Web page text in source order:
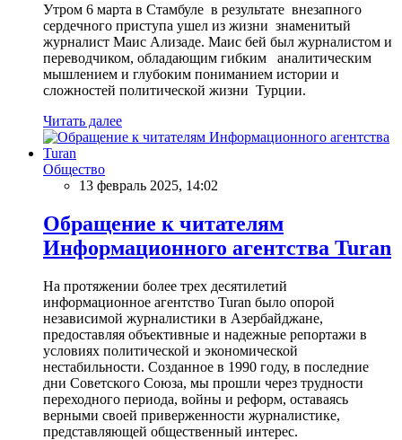
Утром 6 марта в Стамбуле в результате внезапного
сердечного приступа ушел из жизни знаменитый
журналист Маис Ализаде. Маис бей был журналистом и
переводчиком, обладающим гибким аналитическим
мышлением и глубоким пониманием истории и
сложностей политической жизни Турции.
Читать далее
Общество
13 февраль 2025, 14:02
Обращение к читателям
Информационного агентства Turan
На протяжении более трех десятилетий
информационное агентство Turan было опорой
независимой журналистики в Азербайджане,
предоставляя объективные и надежные репортажи в
условиях политической и экономической
нестабильности. Созданное в 1990 году, в последние
дни Советского Союза, мы прошли через трудности
переходного периода, войны и реформ, оставаясь
верными своей приверженности журналистике,
представляющей общественный интерес.